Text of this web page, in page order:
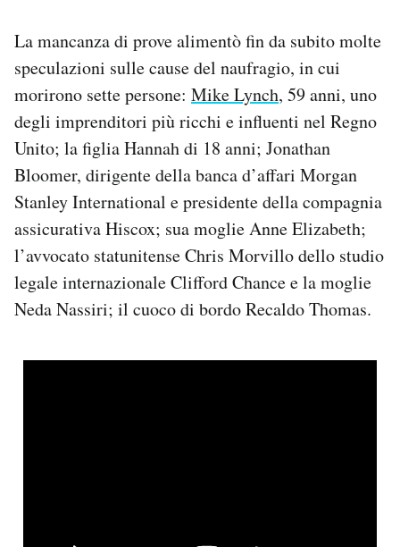
La mancanza di prove alimentò fin da subito molte
speculazioni sulle cause del naufragio, in cui
morirono sette persone: Mike Lynch, 59 anni, uno
degli imprenditori più ricchi e influenti nel Regno
Unito; la figlia Hannah di 18 anni; Jonathan
Bloomer, dirigente della banca d’affari Morgan
Stanley International e presidente della compagnia
assicurativa Hiscox; sua moglie Anne Elizabeth;
l’avvocato statunitense Chris Morvillo dello studio
legale internazionale Clifford Chance e la moglie
Neda Nassiri; il cuoco di bordo Recaldo Thomas.